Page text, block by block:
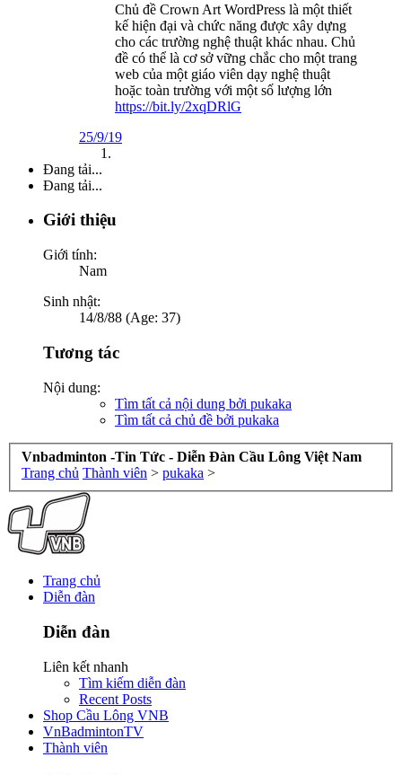
Chủ đề Crown Art WordPress là một thiết
kế hiện đại và chức năng được xây dựng
cho các trường nghệ thuật khác nhau. Chủ
đề có thể là cơ sở vững chắc cho một trang
web của một giáo viên dạy nghệ thuật
hoặc toàn trường với một số lượng lớn
https://bit.ly/2xqDRlG
25/9/19
Đang tải...
Đang tải...
Giới thiệu
Giới tính:
Nam
Sinh nhật:
14/8/88 (Age: 37)
Tương tác
Nội dung:
Tìm tất cả nội dung bởi pukaka
Tìm tất cả chủ đề bởi pukaka
Vnbadminton -Tin Tức - Diễn Đàn Cầu Lông Việt Nam
Trang chủ Thành viên > pukaka >
Trang chủ
Diễn đàn
Diễn đàn
Liên kết nhanh
Tìm kiếm diễn đàn
Recent Posts
Shop Cầu Lông VNB
VnBadmintonTV
Thành viên